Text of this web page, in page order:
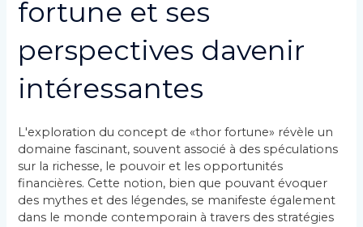
fortune et ses
perspectives davenir
intéressantes
L'exploration du concept de «thor fortune» révèle un
domaine fascinant, souvent associé à des spéculations
sur la richesse, le pouvoir et les opportunités
financières. Cette notion, bien que pouvant évoquer
des mythes et des légendes, se manifeste également
dans le monde contemporain à travers des stratégies